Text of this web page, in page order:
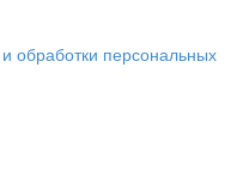
обработки персональных